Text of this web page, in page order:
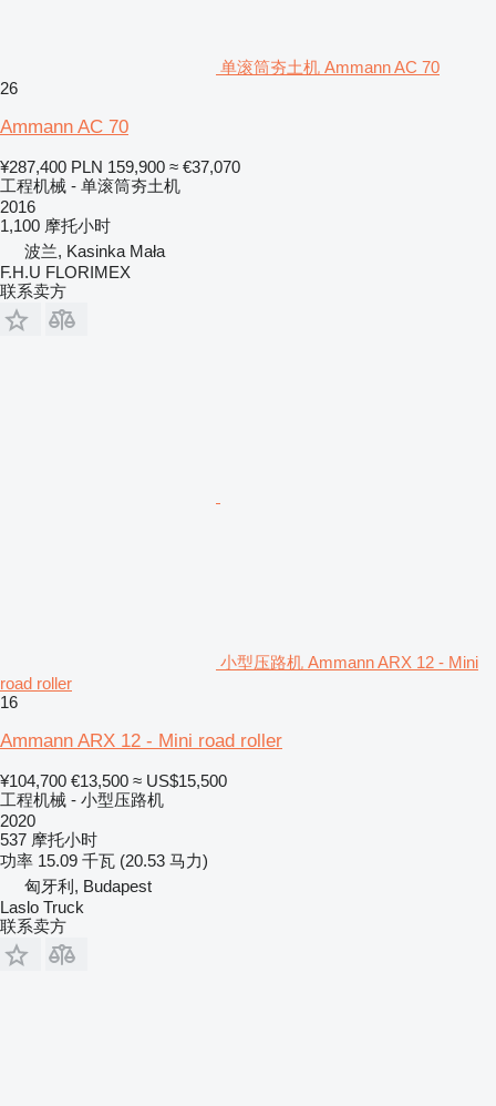
单滚筒夯土机 Ammann AC 70
26
Ammann AC 70
¥287,400 PLN 159,900 ≈ €37,070
工程机械 - 单滚筒夯土机
2016
1,100 摩托小时
波兰, Kasinka Mała
F.H.U FLORIMEX
联系卖方
小型压路机 Ammann ARX 12 - Mini
road roller
16
Ammann ARX 12 - Mini road roller
¥104,700 €13,500 ≈ US$15,500
工程机械 - 小型压路机
2020
537 摩托小时
功率 15.09 千瓦 (20.53 马力)
匈牙利, Budapest
Laslo Truck
联系卖方